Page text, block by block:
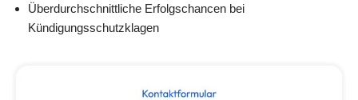
Überdurchschnittliche Erfolgschancen bei
Kündigungsschutzklagen